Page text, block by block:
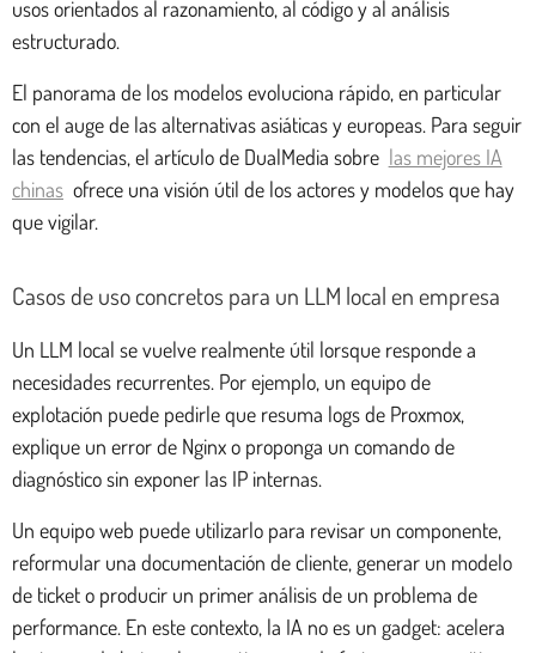
usos orientados al razonamiento, al código y al análisis
estructurado.
El panorama de los modelos evoluciona rápido, en particular
con el auge de las alternativas asiáticas y europeas. Para seguir
las tendencias, el artículo de DualMedia sobre las mejores IA
chinas ofrece una visión útil de los actores y modelos que hay
que vigilar.
Casos de uso concretos para un LLM local en empresa
Un LLM local se vuelve realmente útil lorsque responde a
necesidades recurrentes. Por ejemplo, un equipo de
explotación puede pedirle que resuma logs de Proxmox,
explique un error de Nginx o proponga un comando de
diagnóstico sin exponer las IP internas.
Un equipo web puede utilizarlo para revisar un componente,
reformular una documentación de cliente, generar un modelo
de ticket o producir un primer análisis de un problema de
performance. En este contexto, la IA no es un gadget: acelera